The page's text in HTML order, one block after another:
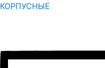
КОРПУСНЫЕ